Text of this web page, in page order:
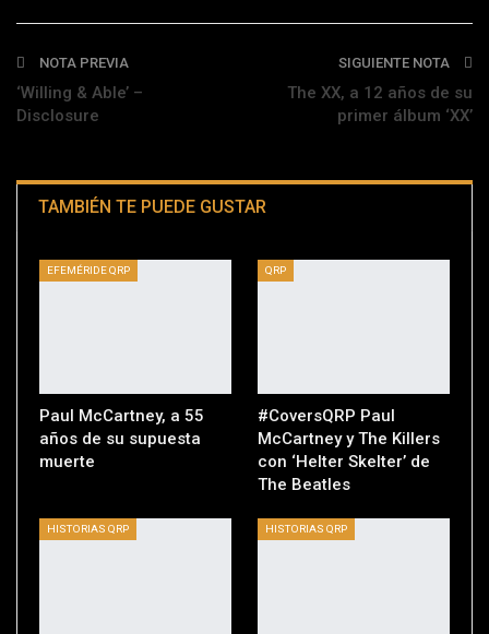
Telegram
NOTA PREVIA
‘Willing & Able’ –
Disclosure
SIGUIENTE NOTA
The XX, a 12 años de su
primer álbum ‘XX’
TAMBIÉN TE PUEDE GUSTAR
EFEMÉRIDE QRP
Paul McCartney, a 55
años de su supuesta
muerte
QRP
#CoversQRP Paul
McCartney y The Killers
con ‘Helter Skelter’ de
The Beatles
HISTORIAS QRP HISTORIAS QRP